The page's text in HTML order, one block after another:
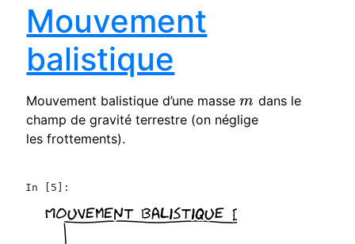
Mouvement
balistique
Mouvement balistique d’une massem
m dans le
champ de gravité terrestre (on néglige
les frottements).
In [5]: